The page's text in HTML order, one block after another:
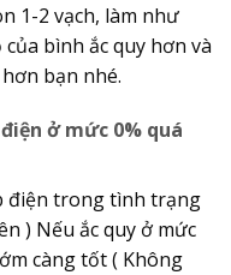
1-2 vạch, làm như
bình ắc quy hơn và
bạn nhé.
ở mức 0% quá
điện trong tình trạng
) Nếu ắc quy ở mức
càng tốt ( Không